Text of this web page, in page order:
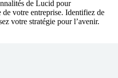
de Lucid pour
votre entreprise. Identifiez de
votre stratégie pour l’avenir.